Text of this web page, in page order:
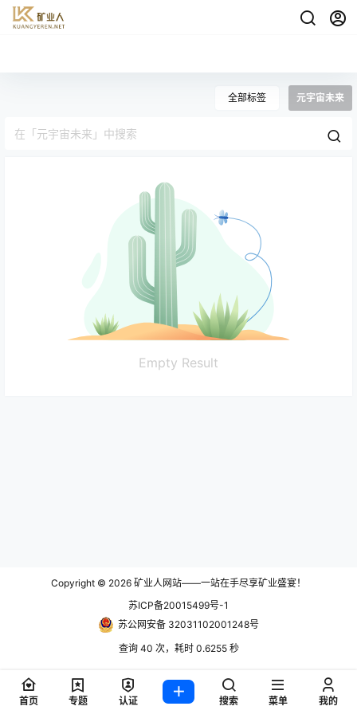
全部标签 元宇宙未来
Empty Result
Copyright © 2026 矿业人网站——一站在手尽享矿业盛宴！
苏ICP备20015499号-1
苏公网安备 32031102001248号
查询 40 次，耗时 0.6255 秒
首页 专题 认证 搜索 菜单 我的